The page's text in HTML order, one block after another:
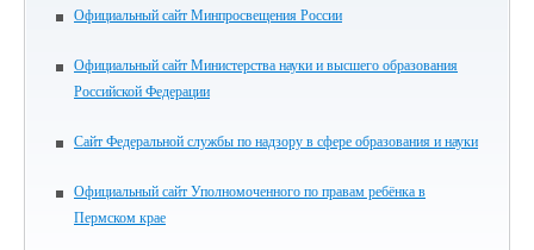
Официальный сайт Минпросвещения России
Официальный сайт Министерства науки и высшего образования
Российской Федерации
Сайт Федеральной службы по надзору в сфере образования и науки
Официальный сайт Уполномоченного по правам ребёнка в
Пермском крае